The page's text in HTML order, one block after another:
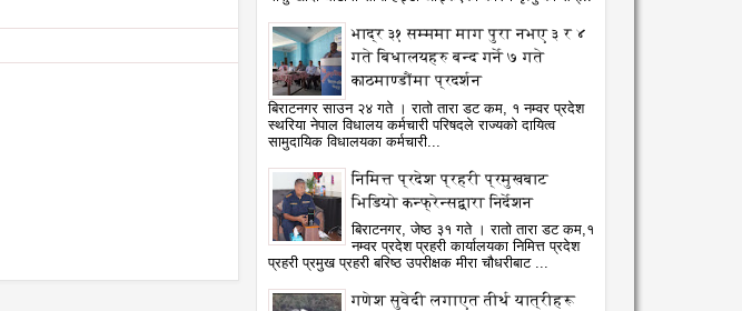
भाद्र ३१ सम्ममा माग पुरा नभए ३ र ४
गते बिधालयहरु बन्द गर्ने ७ गते
काठमाण्डौंमा प्रदर्शन
बिराटनगर साउन २४ गते । रातो तारा डट कम, १ नम्वर प्रदेश
स्थरिया नेपाल विधालय कर्मचारी परिषदले राज्यको दायित्व
सामुदायिक विधालयका कर्मचारी...
निमित्त प्रदेश प्रहरी प्रमुखबाट
भिडियो कन्फ्रेन्सद्वारा निर्देशन
बिराटनगर, जेष्ठ ३१ गते । रातो तारा डट कम,१
नम्वर प्रदेश प्रहरी कार्यालयका निमित्त प्रदेश
प्रहरी प्रमुख प्रहरी बरिष्ठ उपरीक्षक मीरा चौधरीबाट ...
गणेश सुवेदी लगाएत तीर्थ यात्रीहरू